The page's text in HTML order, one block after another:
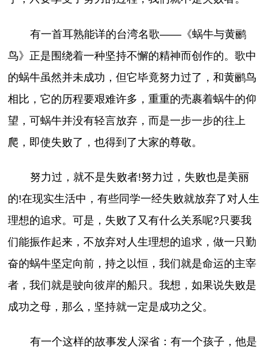
有一首耳熟能详的台湾名歌——《蜗牛与黄鹂
鸟》正是围绕着一种坚持不懈的精神而创作的。歌中
的蜗牛虽然并未成功，但它毕竟努力过了，和黄鹂鸟
相比，它的历程要艰难许多，重重的壳裹着蜗牛的仰
望，可蜗牛并没有轻言放弃，而是一步一步的往上
爬，即使失败了，也得到了大家的尊敬。
努力过，就不是失败者!努力过，失败也是美丽
的!在现实生活中，有些同学一经失败就放弃了对人生
理想的追求。可是，失败了又有什么关系呢?只要我
们能振作起来，不放弃对人生理想的追求，做一只勤
奋的蜗牛坚定向前，持之以恒，我们就是命运的主宰
者，我们就是驶向彼岸的船只。我想，如果说失败是
成功之母，那么，坚持就一定是成功之父。
有一个这样的故事发人深省：有一个孩子，他是